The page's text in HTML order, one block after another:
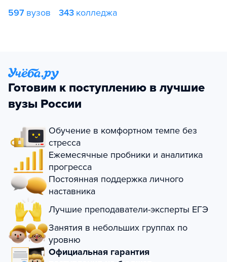
597 вузов 343 колледжа
Готовим к поступлению в лучшие
вузы России
Обучение в комфортном темпе без
стресса
Ежемесячные пробники и аналитика
прогресса
Постоянная поддержка личного
наставника
Лучшие преподаватели-эксперты ЕГЭ
Занятия в небольших группах по
уровню
Официальная гарантия